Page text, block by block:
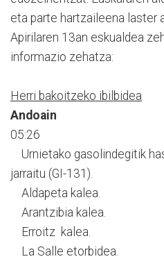
eta parte hartzaileena laster
Apirilaren 13an eskualdea
informazio zehatza:
Herri bakoitzeko ibilbidea
Andoain
05:26
Urnietako gasolindegitik
jarraitu (GI-131).
Aldapeta kalea.
Arantzibia kalea.
Erroitz kalea.
La Salle etorbidea.